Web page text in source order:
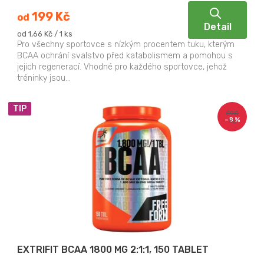
od 199 Kč
Měrná
cena:
od 1,66 Kč / 1 ks
Detail
Pro všechny sportovce s nízkým procentem tuku, kterým
BCAA ochrání svalstvo před katabolismem a pomohou s
jejich regenerací. Vhodné pro každého sportovce, jehož
tréninky jsou...
TIP
590
Kč
–8 %
EXTRIFIT BCAA 1800 MG 2:1:1, 150 TABLET